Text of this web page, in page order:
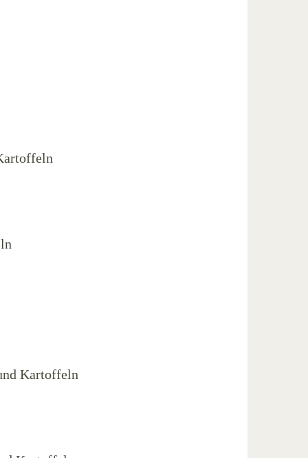
Kartoffeln